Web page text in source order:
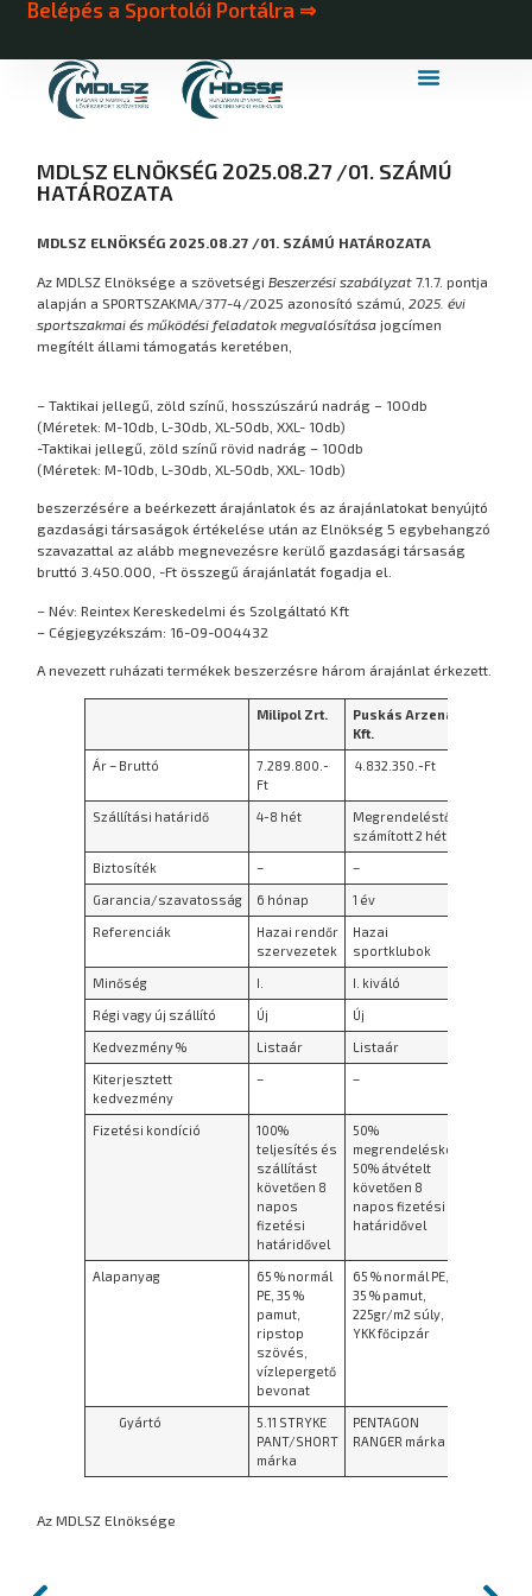
Belépés a Sportolói Portálra ⇒
MDLSZ ELNÖKSÉG 2025.08.27 /01. SZÁMÚ
HATÁROZATA
MDLSZ ELNÖKSÉG 2025.08.27 /01. SZÁMÚ HATÁROZATA
Az MDLSZ Elnöksége a szövetségi Beszerzési szabályzat 7.1.7. pontja
alapján a SPORTSZAKMA/377-4/2025 azonosító számú, 2025. évi
sportszakmai és működési feladatok megvalósítása jogcímen
megítélt állami támogatás keretében,
– Taktikai jellegű, zöld színű, hosszúszárú nadrág – 100db
(Méretek: M-10db, L-30db, XL-50db, XXL- 10db)
-Taktikai jellegű, zöld színű rövid nadrág – 100db
(Méretek: M-10db, L-30db, XL-50db, XXL- 10db)
beszerzésére a beérkezett árajánlatok és az árajánlatokat benyújtó
gazdasági társaságok értékelése után az Elnökség 5 egybehangzó
szavazattal az alább megnevezésre kerülő gazdasági társaság
bruttó 3.450.000, -Ft összegű árajánlatát fogadja el.
– Név: Reintex Kereskedelmi és Szolgáltató Kft
– Cégjegyzékszám: 16-09-004432
A nevezett ruházati termékek beszerzésre három árajánlat érkezett.
Milipol Zrt.
Puskás Arzenál
Kft.
Ár – Bruttó
7.289.800.-
Ft
4.832.350.-Ft
Szállítási határidő 4-8 hét
Megrendeléstől
számított 2 hét
Biztosíték – –
Garancia/szavatosság 6 hónap 1 év
Referenciák
Hazai rendőr
szervezetek
Hazai
sportklubok
Minőség I. I. kiváló
Régi vagy új szállító Új Új
Kedvezmény % Listaár Listaár
Kiterjesztett
kedvezmény
– –
Fizetési kondíció
100%
teljesítés és
szállítást
követően 8
napos
fizetési
határidővel
50%
megrendeléskor,
50% átvételt
követően 8
napos fizetési
határidővel
Alapanyag
65 % normál
PE, 35 %
pamut,
ripstop
szövés,
vízlepergető
bevonat
65 % normál PE,
35 % pamut,
225gr/m2 súly,
YKK főcipzár
Gyártó
5.11 STRYKE
PANT/SHORT
márka
PENTAGON
RANGER márka
Az MDLSZ Elnöksége